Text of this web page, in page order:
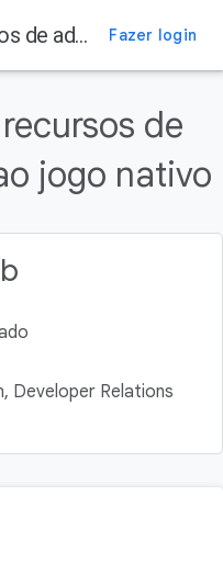
adaptabilidade ao meu jogo?
em Java
Como integrar recursos de adaptabilidade ao jogo nativo Fazer login
de
jogo nativo
Developer Relations